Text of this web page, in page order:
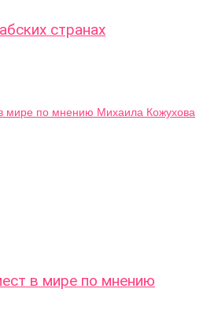
странах
в мире по мнению